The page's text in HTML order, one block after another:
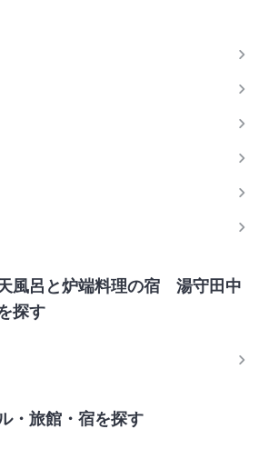
風呂と炉端料理の宿 湯守田中
探す
・旅館・宿を探す